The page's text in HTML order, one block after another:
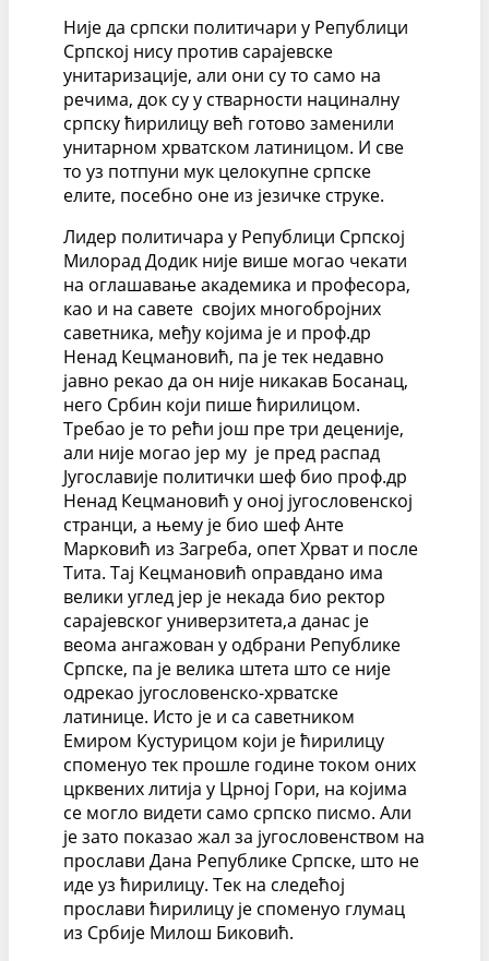
Није да српски политичари у Републици
Српској нису против сарајевске
унитаризације, али они су то само на
речима, док су у стварности нациналну
српску ћирилицу већ готово заменили
унитарном хрватском латиницом. И све
то уз потпуни мук целокупне српске
елите, посебно оне из језичке струке.
Лидер политичара у Републици Српској
Милорад Додик није више могао чекати
на оглашавање академика и професора,
као и на савете својих многобројних
саветника, међу којима је и проф.др
Ненад Кецмановић, па је тек недавно
јавно рекао да он није никакав Босанац,
него Србин који пише ћирилицом.
Требао је то рећи још пре три деценије,
али није могао јер му је пред распад
Југославије политички шеф био проф.др
Ненад Кецмановић у оној југословенској
странци, а њему је био шеф Анте
Марковић из Загреба, опет Хрват и после
Тита. Тај Кецмановић оправдано има
велики углед јер је некада био ректор
сарајевског универзитета,а данас је
веома ангажован у одбрани Републике
Српске, па је велика штета што се није
одрекао југословенско-хрватске
латинице. Исто је и са саветником
Емиром Кустурицом који је ћирилицу
споменуо тек прошле године током оних
црквених литија у Црној Гори, на којима
се могло видети само српско писмо. Али
је зато показао жал за југословенством на
прослави Дана Републике Српске, што не
иде уз ћирилицу. Тек на следећој
прослави ћирилицу је споменуо глумац
из Србије Милош Биковић.